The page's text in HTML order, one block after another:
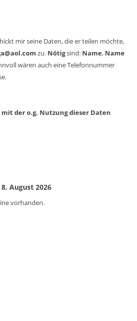
mir seine Daten, die er teilen möchte,
zu. Nötigsind: Name, Name
wären auch eine Telefonnummer
der o.g. Nutzung dieser Daten
8. August 2026
vorhanden.